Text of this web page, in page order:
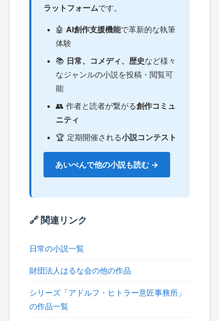
ラットフォームです。
🤖 AI創作支援機能で革新的な執筆
体験
📚 日常、コメディ、歴史など様々
なジャンルの小説を投稿・閲覧可
能
👥 作者と読者が繋がる創作コミュ
ニティ
🏆 定期開催される小説コンテスト
あいぺんで他の小説も読む →
🔗 関連リンク
日常の小説一覧
財団法人はるな会の他の作品
シリーズ「アドルフ・ヒトラー意匠事務所」
の作品一覧